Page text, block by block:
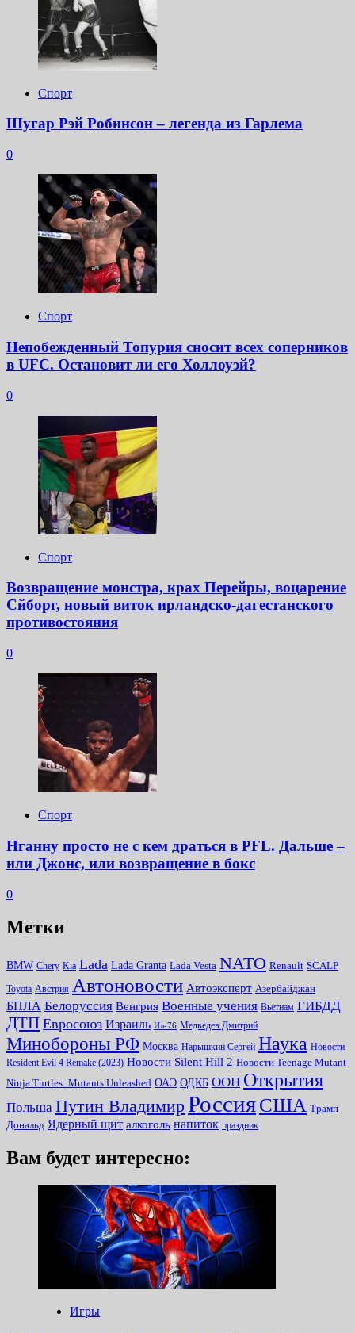
Спорт
Шугар Рэй Робинсон – легенда из Гарлема
0
Спорт
Непобежденный Топурия сносит всех соперников
в UFC. Остановит ли его Холлоуэй?
0
Спорт
Возвращение монстра, крах Перейры, воцарение
Сйборг, новый виток ирландско-дагестанского
противостояния
0
Спорт
Нганну просто не с кем драться в PFL. Дальше –
или Джонс, или возвращение в бокс
0
Метки
BMW Chery Kia Lada Lada Granta Lada Vesta NATO Renault SCALP
Toyota Австрия Автоновости Автоэксперт Азербайджан
БПЛА Белоруссия Венгрия Военные учения Вьетнам ГИБДД
ДТП Евросоюз Израиль Ил-76 Медведев Дмитрий
Минoбороны РФ Москва Нарышкин Сергей Наука Новости
Resident Evil 4 Remake (2023) Новости Silent Hill 2 Новости Teenage Mutant
Ninja Turtles: Mutants Unleashed ОАЭ ОДКБ ООН Открытия
Польша Путин ВладимирРоссияСША Трамп
Дональд Ядерный щит алкоголь напиток праздник
Вам будет интересно:
Игры